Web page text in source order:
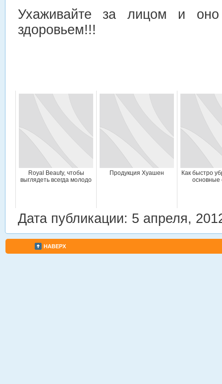
Ухаживайте за лицом и оно
здоровьем!!!
Royal Beauty, чтобы
выглядеть всегда молодо
Продукция Хуашен
Как быстро
основные
Дата публикации: 5 апреля,
НАВЕРХ